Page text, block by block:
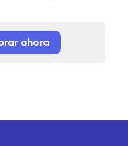
ahora